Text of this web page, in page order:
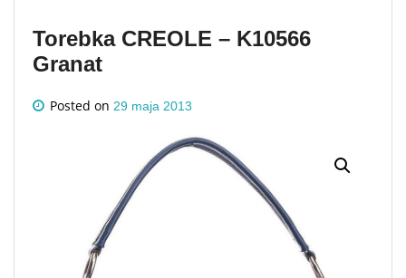
Torebka CREOLE – K10566
Granat
Posted on 29 maja 2013